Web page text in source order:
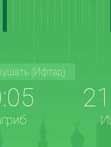
(Ифтар)